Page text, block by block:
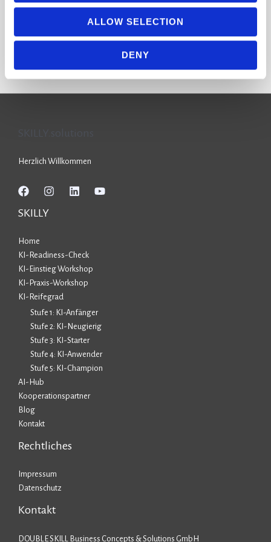
ALLOW SELECTION
DENY
täglich erleben: KI verändert
Herzlich Willkommen
SKILLY
Home
KI-Readiness-Check
KI-Einstieg Workshop
KI-Praxis-Workshop
KI-Reifegrad
Stufe 1: KI-Anfänger
Stufe 2: KI-Neugierig
Stufe 3: KI-Starter
Stufe 4: KI-Anwender
Stufe 5: KI-Champion
AI-Hub
Kooperationspartner
Blog
Kontakt
Rechtliches
Impressum
Datenschutz
Kontakt
DOUBLE SKILL Business Concepts & Solutions GmbH